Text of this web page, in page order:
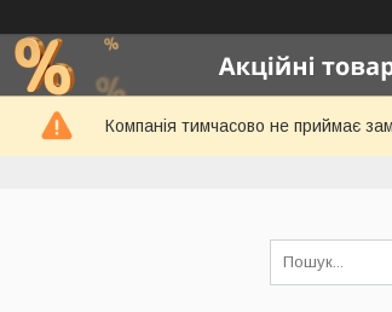
Компанія тимчасово не приймає